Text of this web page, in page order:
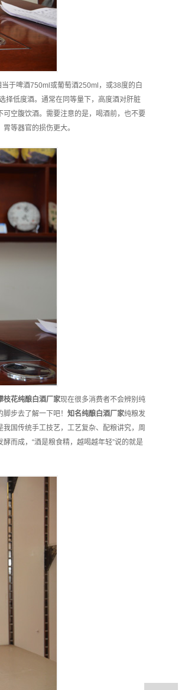
于啤酒750ml或葡萄酒250ml，或38度的白
择低度酒。通常在同等量下，高度酒对肝脏
空腹饮酒。需要注意的是，喝酒前，也不要
等器官的损伤更大。
枝花纯酿白酒厂家现在很多消费者不会辨别纯
步去了解一下吧！ 知名纯酿白酒厂家纯粮发
国传统手工技艺，工艺复杂、配粮讲究，周
而成，“酒是粮食精，越喝越年轻”说的就是